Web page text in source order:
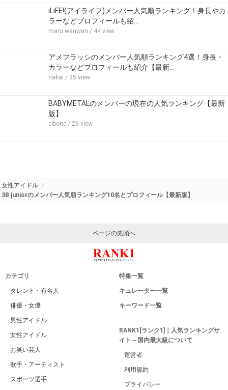
iLiFE!(アイライフ)メンバー人気順ランキング！身長やカ
ラーなどプロフィールも紹…
maru.wanwan / 44 view
アメフラッシのメンバー人気順ランキング4選！身長・
カラーなどプロフィールも紹介【最新…
nakai / 35 view
BABYMETALのメンバーの現在の人気ランキング【最新
版】
cibone / 26 view
女性アイドル
3B juniorのメンバー人気順ランキング10名とプロフィール【最新版】
ページの先頭へ
カテゴリ
タレント・有名人
俳優・女優
男性アイドル
女性アイドル
お笑い芸人
歌手・アーティスト
スポーツ選手
特集一覧
キュレーター一覧
キーワード一覧
RANK1[ランク1]｜人気ランキングサ
イト～国内最大級について
運営者
利用規約
プライバシー